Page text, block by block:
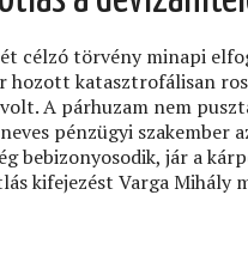
célzó törvény minapi
hozott katasztrofálisan
A párhuzam nem
pénzügyi szakember
bebizonyosodik, jár a
kifejezést Varga Mihály